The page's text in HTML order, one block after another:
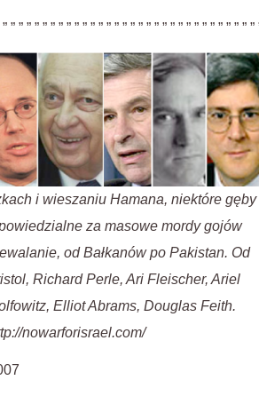
” ” ” ” ” ” ” ” ” ” ” ” ” ” ” ” ” ” ” ” ” ” ” ” ” ” ” ” ”
i wieszaniu Hamana, niektóre gęby
za masowe mordy gojów
od Bałkanów po Pakistan. Od
Richard Perle, Ari Fleischer, Ariel
Elliot Abrams, Douglas Feith.
nowarforisrael.com/